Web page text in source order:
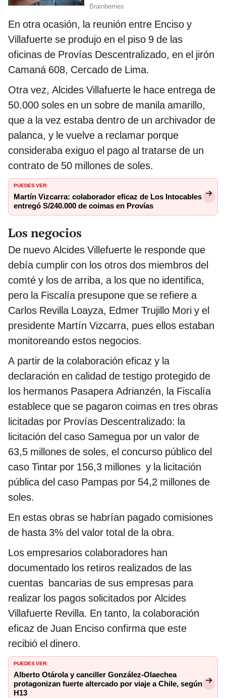
En otra ocasión, la reunión entre Enciso y
Villafuerte se produjo en el piso 9 de las
oficinas de Provías Descentralizado, en el jirón
Camaná 608, Cercado de Lima.
Otra vez, Alcides Villafuerte le hace entrega de
50.000 soles en un sobre de manila amarillo,
que a la vez estaba dentro de un archivador de
palanca, y le vuelve a reclamar porque
consideraba exiguo el pago al tratarse de un
contrato de 50 millones de soles.
PUEDES VER:
Martín Vizcarra: colaborador eficaz de Los Intocables
entregó S/240.000 de coimas en Provías
Los negocios
De nuevo Alcides Villefuerte le responde que
debía cumplir con los otros dos miembros del
comté y los de arriba, a los que no identifica,
pero la Fiscalía presupone que se refiere a
Carlos Revilla Loayza, Edmer Trujillo Mori y el
presidente Martín Vizcarra, pues ellos estaban
monitoreando estos negocios.
A partir de la colaboración eficaz y la
declaración en calidad de testigo protegido de
los hermanos Pasapera Adrianzén, la Fiscalía
establece que se pagaron coimas en tres obras
licitadas por Provías Descentralizado: la
licitación del caso Samegua por un valor de
63,5 millones de soles, el concurso público del
caso Tintar por 156,3 millones y la licitación
pública del caso Pampas por 54,2 millones de
soles.
En estas obras se habrían pagado comisiones
de hasta 3% del valor total de la obra.
Los empresarios colaboradores han
documentado los retiros realizados de las
cuentas bancarias de sus empresas para
realizar los pagos solicitados por Alcides
Villafuerte Revilla. En tanto, la colaboración
eficaz de Juan Enciso confirma que este
recibió el dinero.
PUEDES VER:
Alberto Otárola y canciller González-Olaechea
protagonizan fuerte altercado por viaje a Chile, según
H13